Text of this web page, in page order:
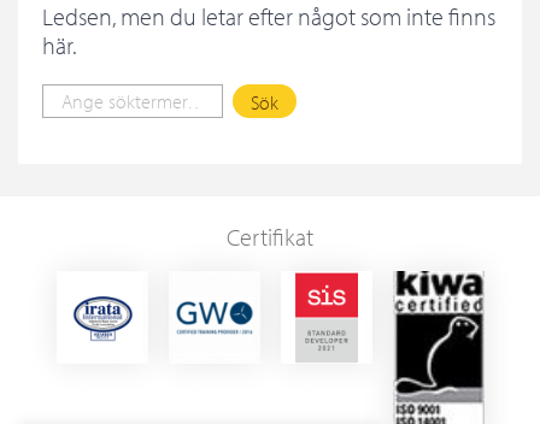
Ledsen, men du letar efter något som inte finns
här.
Certifikat